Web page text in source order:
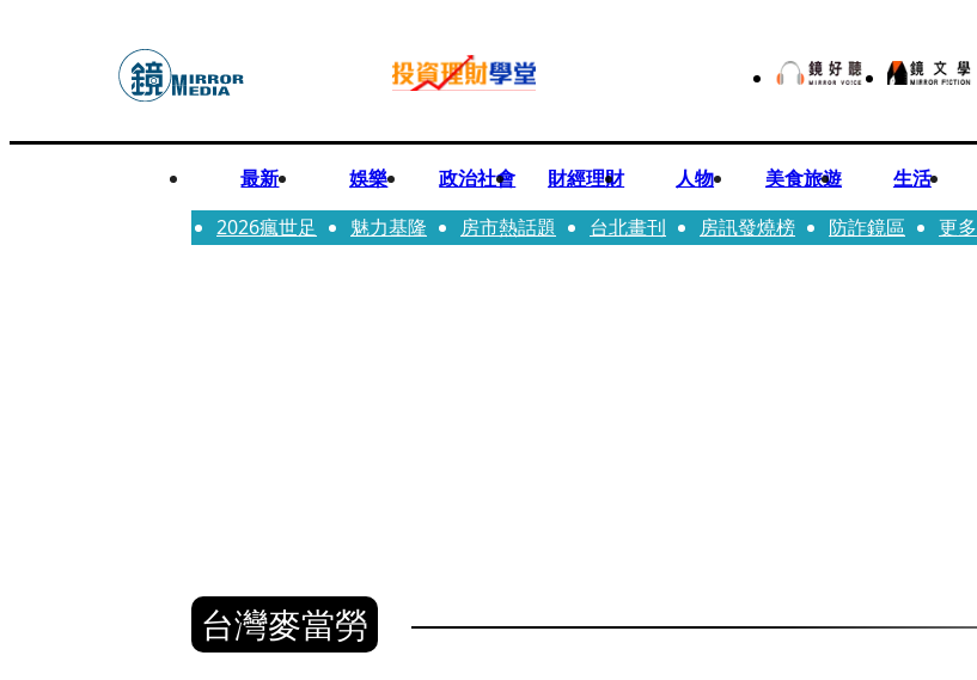
最新 娛樂 政治社會 財經理財 人物 美食旅遊 生活
2026瘋世足
魅力基隆 房市熱話題 台北畫刊 房訊發燒榜 防詐鏡區 更多
台灣麥當勞